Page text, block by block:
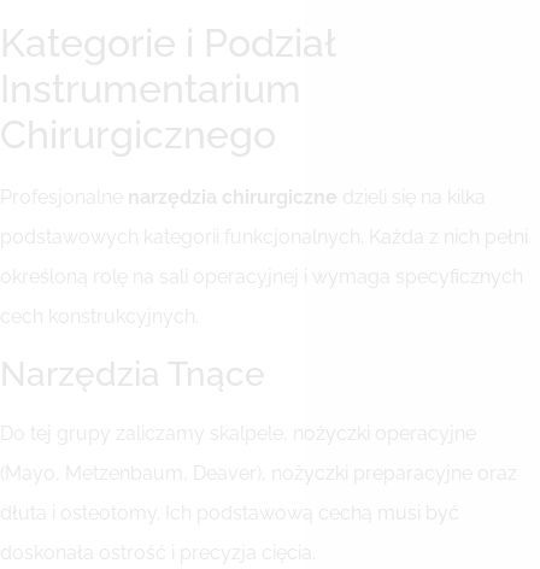
Kategorie i Podział
Instrumentarium
Chirurgicznego
Profesjonalne narzędzia chirurgiczne dzieli się na kilka
podstawowych kategorii funkcjonalnych. Każda z nich pełni
określoną rolę na sali operacyjnej i wymaga specyficznych
cech konstrukcyjnych.
Narzędzia Tnące
Do tej grupy zaliczamy skalpele, nożyczki operacyjne
(Mayo, Metzenbaum, Deaver), nożyczki preparacyjne oraz
dłuta i osteotomy. Ich podstawową cechą musi być
doskonała ostrość i precyzja cięcia.